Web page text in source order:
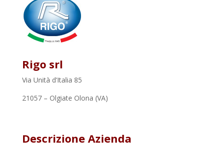
Rigo srl
Via Unità d’Italia 85
21057 – Olgiate Olona (VA)
Descrizione Azienda